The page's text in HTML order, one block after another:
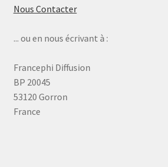
Nous Contacter
... ou en nous écrivant à :
Francephi Diffusion
BP 20045
53120 Gorron
France